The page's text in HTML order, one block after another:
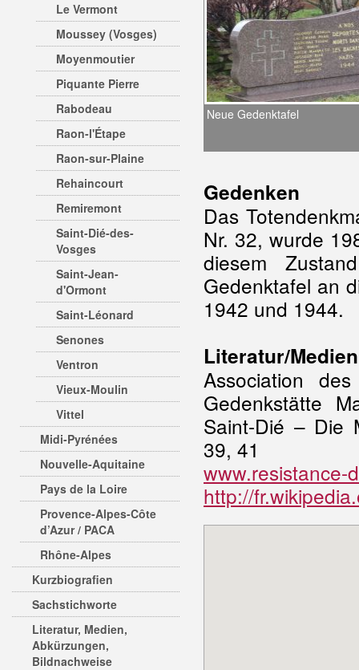
Le Vermont
Moussey (Vosges)
Moyenmoutier
Piquante Pierre
Rabodeau
Raon-l'Étape
Raon-sur-Plaine
Rehaincourt
Remiremont
Saint-Dié-des-
Vosges
Saint-Jean-
d'Ormont
Saint-Léonard
Senones
Ventron
Vieux-Moulin
Vittel
Midi-Pyrénées
Nouvelle-Aquitaine
Pays de la Loire
Provence-Alpes-Côte
d’Azur / PACA
Rhône-Alpes
Kurzbiografien
Sachstichworte
Literatur, Medien,
Abkürzungen,
Bildnachweise
Neue Gedenktafel
Gedenken
Das
Nr. 32, wurde
diesem
Gedenktafel an
1942 und 1944.
Literatur/Medien
Association
Gedenkstätte
Saint-Dié – Die
39, 41
www.resistance-
http://